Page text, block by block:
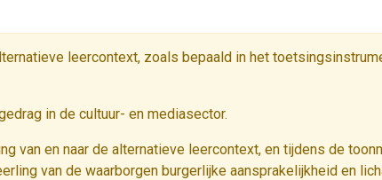
leercontext, zoals bepaald in het
in de cultuur- en mediasector.
van en naar de alternatieve leercontext, en tijdens de
van de waarborgen burgerlijke aansprakelijkheid en